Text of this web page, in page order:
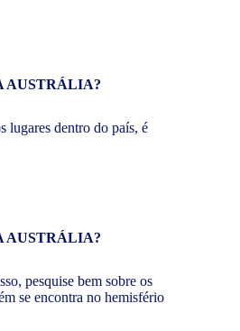
lugares dentro do país, é
pesquise bem sobre os
se encontra no hemisfério